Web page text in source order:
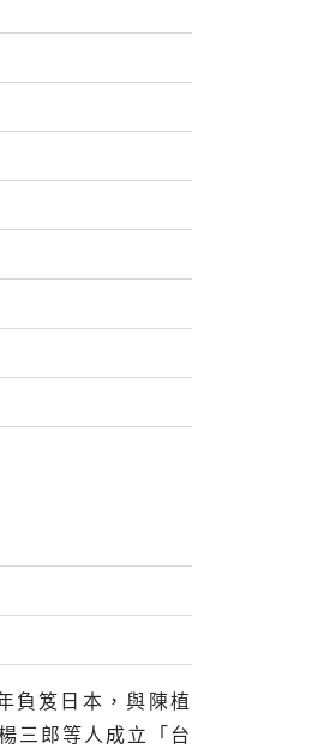
負笈日本，與陳植
三郎等人成立「台